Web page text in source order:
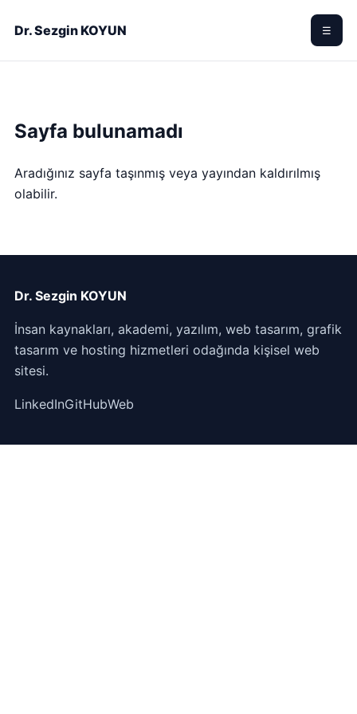
Dr. Sezgin KOYUN ☰
Sayfa bulunamadı
Aradığınız sayfa taşınmış veya yayından kaldırılmış
olabilir.
Dr. Sezgin KOYUN
İnsan kaynakları, akademi, yazılım, web tasarım, grafik
tasarım ve hosting hizmetleri odağında kişisel web
sitesi.
LinkedInGitHubWeb